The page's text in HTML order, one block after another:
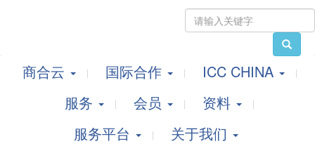
商合云 国际合作
ICC CHINA
服务
会员
资料
服务平台
关于我们